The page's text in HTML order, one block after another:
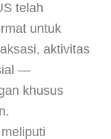
telah
untuk
aktivitas
—
khusus